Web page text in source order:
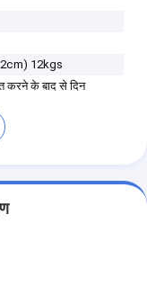
12kgs
करने के बाद से दिन